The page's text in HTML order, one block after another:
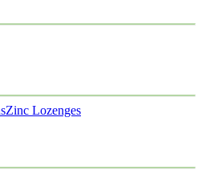
Zinc Lozenges